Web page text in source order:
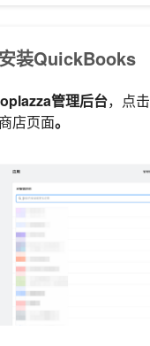
装QuickBooks
管理后台，点击
店页面。